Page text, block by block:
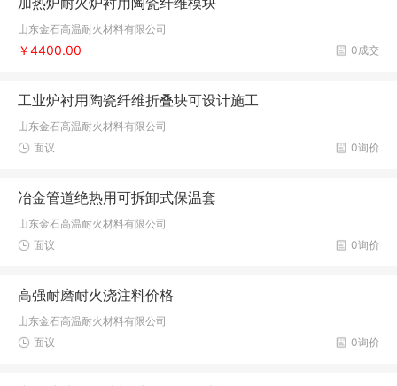
山东金石高温耐火材料有限公司
0成交
￥4400.00
工业炉衬用陶瓷纤维折叠块可设计施工
山东金石高温耐火材料有限公司
0询价
面议
冶金管道绝热用可拆卸式保温套
山东金石高温耐火材料有限公司
0询价
面议
高强耐磨耐火浇注料价格
山东金石高温耐火材料有限公司
0询价
面议